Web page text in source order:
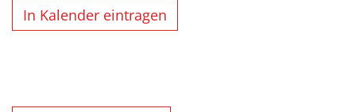
In Kalender eintragen